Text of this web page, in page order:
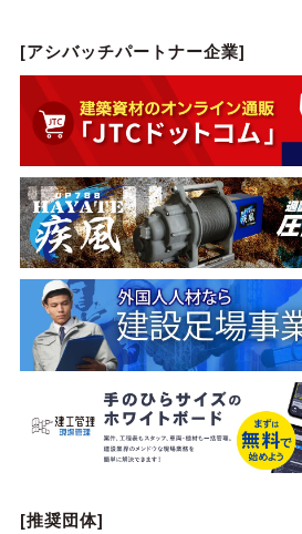
[アシバッチパートナー企業]
[推奨団体]